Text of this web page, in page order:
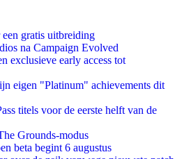
gratis uitbreiding
na Campaign Evolved
exclusieve early access tot
eigen "Platinum" achievements dit
titels voor de eerste helft van de
Grounds-modus
beta begint 6 augustus